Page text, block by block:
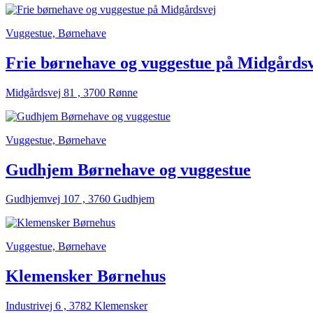
Vuggestue, Børnehave
Frie børnehave og vuggestue på
Midgårdsvej 81 , 3700 Rønne
Vuggestue, Børnehave
Gudhjem Børnehave og vuggestue
Gudhjemvej 107 , 3760 Gudhjem
Vuggestue, Børnehave
Klemensker Børnehus
Industrivej 6 , 3782 Klemensker